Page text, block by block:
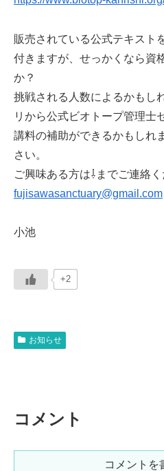
販売されている公式テキスト
付きますが、せっかくなら資
か？
挑戦される人数によるかもし
リから公式ビオトープ管理士
講料の補助ができるかもしれ
さい。
ご興味ある方は⇩までご連絡く
fujisawasanctuary@gmail.com
小池
+2
お知らせ
コメント
コメントを